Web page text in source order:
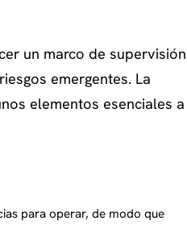
un marco de supervisión
emergentes. La
elementos esenciales a
para operar, de modo que